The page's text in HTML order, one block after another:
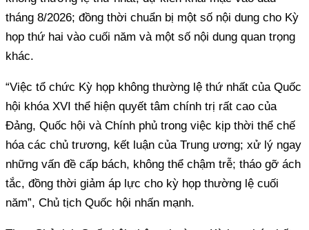
tháng 8/2026; đồng thời chuẩn bị một số nội dung cho Kỳ
họp thứ hai vào cuối năm và một số nội dung quan trọng
khác.
“Việc tổ chức Kỳ họp không thường lệ thứ nhất của Quốc
hội khóa XVI thể hiện quyết tâm chính trị rất cao của
Đảng, Quốc hội và Chính phủ trong việc kịp thời thể chế
hóa các chủ trương, kết luận của Trung ương; xử lý ngay
những vấn đề cấp bách, không thể chậm trễ; tháo gỡ ách
tắc, đồng thời giảm áp lực cho kỳ họp thường lệ cuối
năm”, Chủ tịch Quốc hội nhấn mạnh.